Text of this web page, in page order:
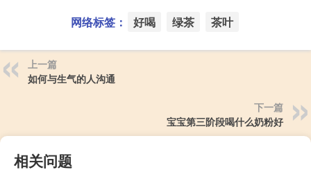
网络标签： 好喝 绿茶 茶叶
上一篇
如何与生气的人沟通
下一篇
宝宝第三阶段喝什么奶粉好
相关问题